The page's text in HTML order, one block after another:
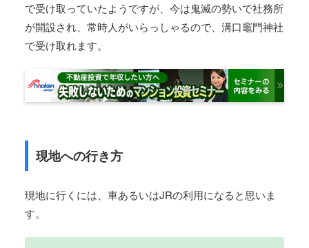
で受け取っていたようですが、今は鬼滅の勢いで社務所
が開設され、常時人がいらっしゃるので、溝口竈門神社
で受け取れます。
現地への行き方
現地に行くには、車あるいはJRの利用になると思いま
す。